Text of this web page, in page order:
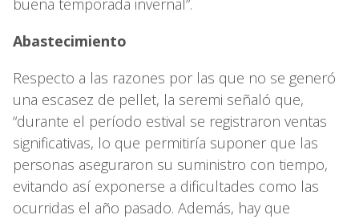
buena temporada invernal”.
Abastecimiento
Respecto a las razones por las que no se generó
una escasez de pellet, la seremi señaló que,
“durante el período estival se registraron ventas
significativas, lo que permitiría suponer que las
personas aseguraron su suministro con tiempo,
evitando así exponerse a dificultades como las
ocurridas el año pasado. Además, hay que